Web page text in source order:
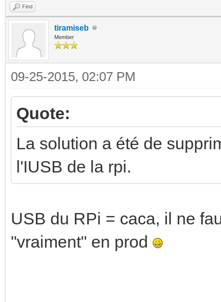
Find
tiramiseb
Member
09-25-2015, 02:07 PM
Quote:
La solution a été de
l'IUSB de la rpi.
USB du RPi = caca, il ne
"vraiment" en prod